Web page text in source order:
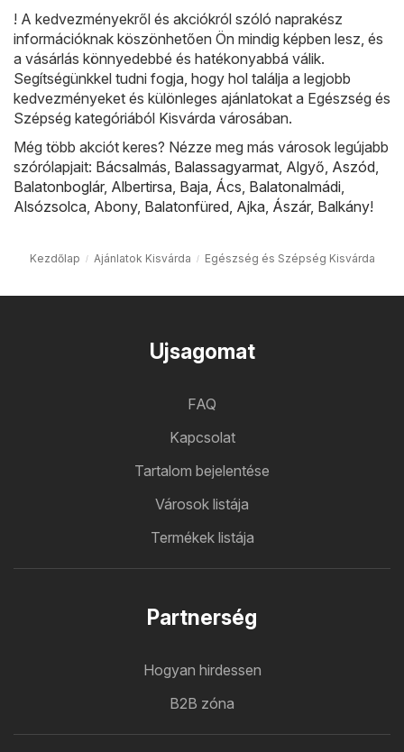
! A kedvezményekről és akciókról szóló naprakész
információknak köszönhetően Ön mindig képben lesz, és
a vásárlás könnyedebbé és hatékonyabbá válik.
Segítségünkkel tudni fogja, hogy hol találja a legjobb
kedvezményeket és különleges ajánlatokat a Egészség és
Szépség kategóriából Kisvárda városában.
Még több akciót keres? Nézze meg más városok legújabb
szórólapjait: Bácsalmás Balassagyarmat Algyő Aszód
Balatonboglár, Albertirsa Baja Ács Balatonalmádi
Alsózsolca Abony, Balatonfüred Ajka Ászár, Balkány!
Kezdőlap Ajánlatok Kisvárda Egészség és Szépség Kisvárda
Ujsagomat
FAQ
Kapcsolat
Tartalom bejelentése
Városok listája
Termékek listája
Partnerség
Hogyan hirdessen
B2B zóna